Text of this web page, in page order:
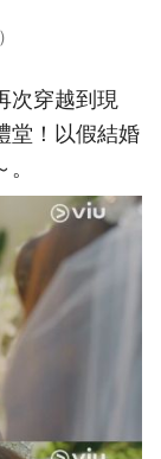
次穿越到現
堂！以假結婚